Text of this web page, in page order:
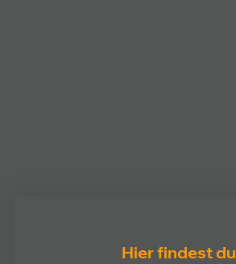
Hier findest du